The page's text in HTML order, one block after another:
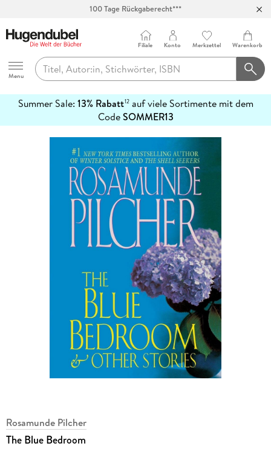
100 Tage Rückgaberecht***
Hugendubel
Menu
Filiale Konto Merkzettel Warenkorb
Summer Sale: 13% Rabatt12auf viele Sortimente mit dem
CodeSOMMER13
erfahren
Rosamunde Pilcher
The Blue Bedroom